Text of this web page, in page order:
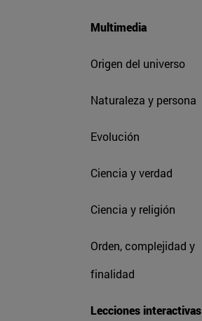
Multimedia
Origen del universo
Naturaleza y persona
Evolución
Ciencia y verdad
Ciencia y religión
Orden, complejidad y
finalidad
Lecciones interactivas